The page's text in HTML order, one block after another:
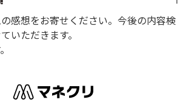
感想をお寄せください。今後の内容検
いただきます。